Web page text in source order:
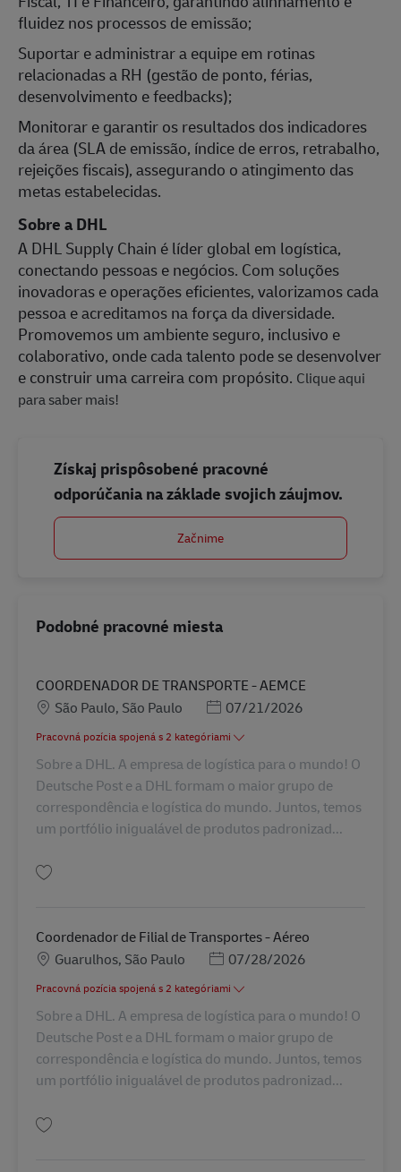
fluidez nos processos de emissão;
Suportar e administrar a equipe em rotinas
relacionadas a RH (gestão de ponto, férias,
desenvolvimento e feedbacks);
Monitorar e garantir os resultados dos indicadores
da área (SLA de emissão, índice de erros, retrabalho,
rejeições fiscais), assegurando o atingimento das
metas estabelecidas.
Sobre a DHL
A DHL Supply Chain é líder global em logística,
conectando pessoas e negócios. Com soluções
inovadoras e operações eficientes, valorizamos cada
pessoa e acreditamos na força da diversidade.
Promovemos um ambiente seguro, inclusivo e
colaborativo, onde cada talento pode se desenvolver
e construir uma carreira com propósito. Clique aqui
para saber mais!
Získaj prispôsobené pracovné
odporúčania na základe svojich záujmov.
Začnime
Podobné pracovné miesta
COORDENADOR DE TRANSPORTE - AEMCE
MiestoSão Paulo, São Paulo Posted Date
07/21/2026
Pracovná pozícia spojená s 2 kategóriami
Sobre a DHL. A empresa de logística para o mundo! O
Deutsche Post e a DHL formam o maior grupo de
correspondência e logística do mundo. Juntos, temos
um portfólio inigualável de produtos padronizad...
Coordenador de Filial de Transportes - Aéreo
MiestoGuarulhos, São Paulo Posted Date
07/28/2026
Pracovná pozícia spojená s 2 kategóriami
Sobre a DHL. A empresa de logística para o mundo! O
Deutsche Post e a DHL formam o maior grupo de
correspondência e logística do mundo. Juntos, temos
um portfólio inigualável de produtos padronizad...